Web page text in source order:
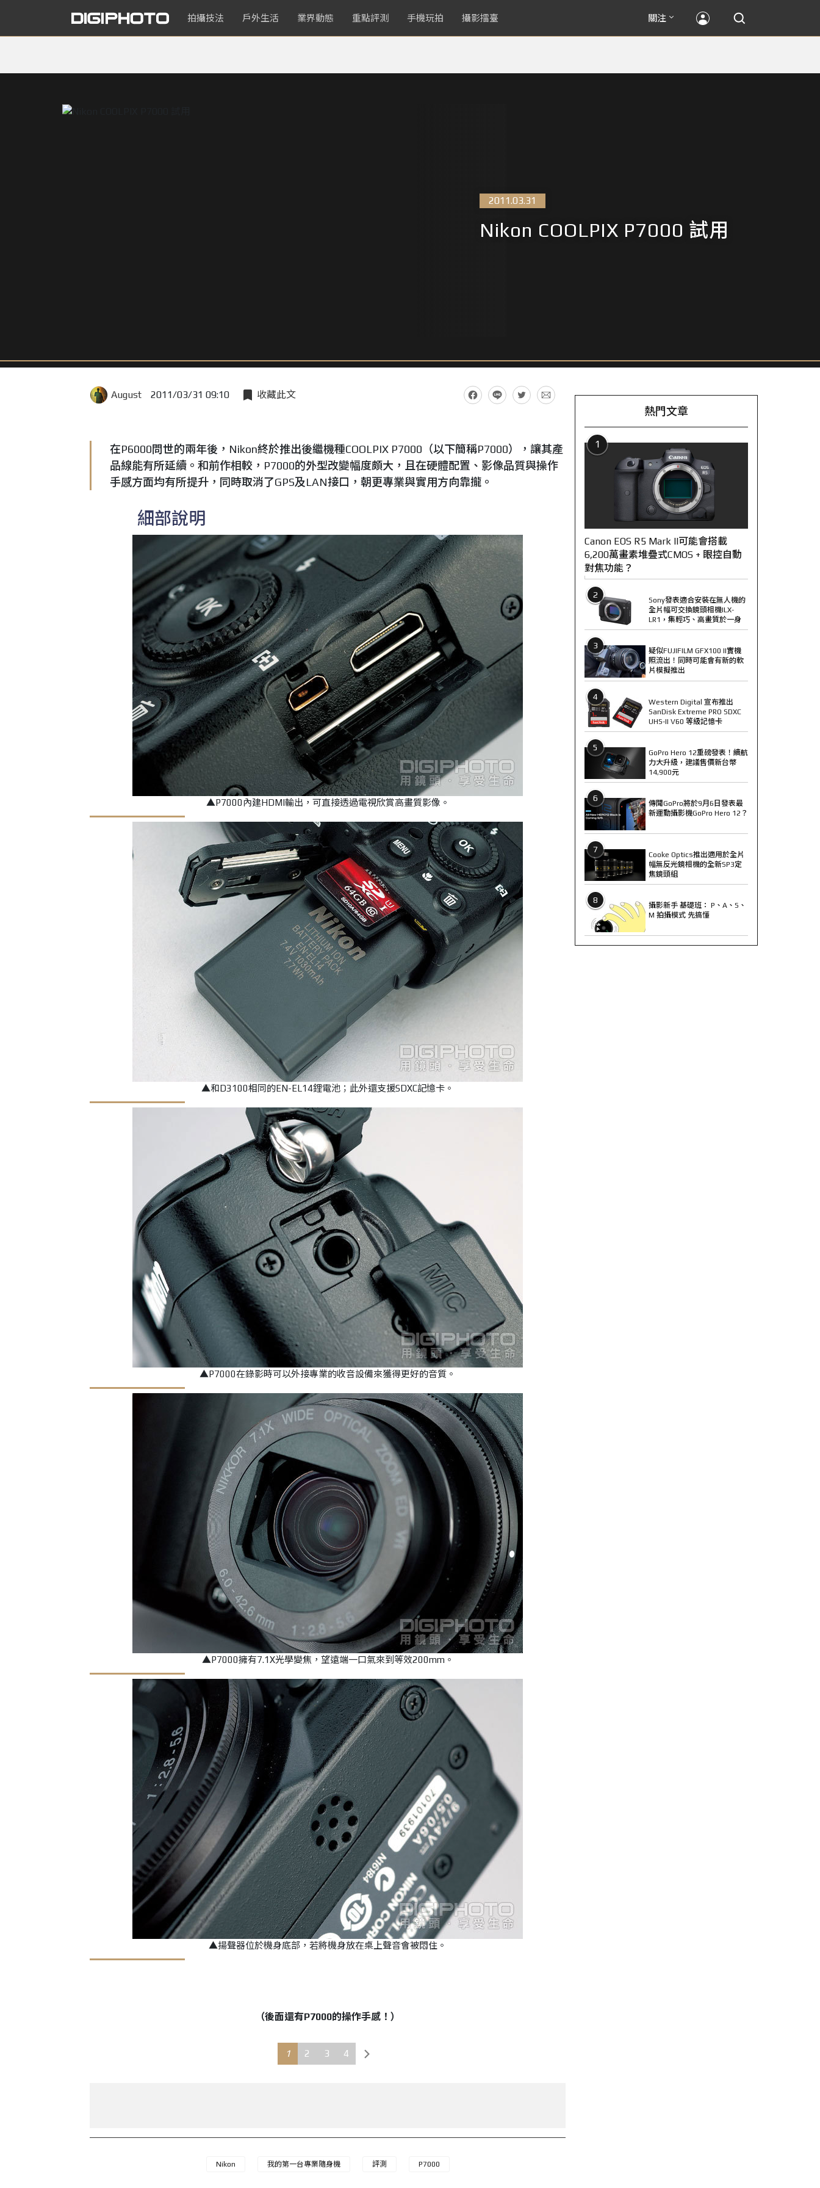
拍攝技法 戶外生活 業界動態 重點評測 手機玩拍 攝影擂臺 關注
2011.03.31
Nikon COOLPIX P7000 試用
August 2011/03/31 09:10 收藏此文
在P6000問世的兩年後，Nikon終於推出後繼機種COOLPIX P7000（以下簡稱P7000），讓其產
品線能有所延續。和前作相較，P7000的外型改變幅度頗大，且在硬體配置、影像品質與操作
手感方面均有所提升，同時取消了GPS及LAN接口，朝更專業與實用方向靠攏。
細部說明
▲P7000內建HDMI輸出，可直接透過電視欣賞高畫質影像。
▲和D3100相同的EN-EL14鋰電池；此外還支援SDXC記憶卡。
▲P7000在錄影時可以外接專業的收音設備來獲得更好的音質。
▲P7000擁有7.1X光學變焦，望遠端一口氣來到等效200mm。
▲揚聲器位於機身底部，若將機身放在桌上聲音會被悶住。
（後面還有P7000的操作手感！）
1 2 3 4
Nikon 我的第一台專業隨身機 評測 P7000
熱門文章
1
Canon EOS R5 Mark II可能會搭載
6,200萬畫素堆疊式CMOS + 眼控自動
對焦功能？
2
Sony發表適合安裝在無人機的
全片幅可交換鏡頭相機ILX-
LR1，集輕巧、高畫質於一身
3
疑似FUJIFILM GFX100 II實機
照流出！同時可能會有新的軟
片模擬推出
4
Western Digital 宣布推出
SanDisk Extreme PRO SDXC
UHS-II V60 等級記憶卡
5
GoPro Hero 12重磅發表！續航
力大升級，建議售價新台幣
14,900元
6
傳聞GoPro將於9月6日發表最
新運動攝影機GoPro Hero 12？
7
Cooke Optics推出適用於全片
幅無反光鏡相機的全新SP3定
焦鏡頭組
8
攝影新手 基礎班： P、A、S、
M 拍攝模式 先搞懂